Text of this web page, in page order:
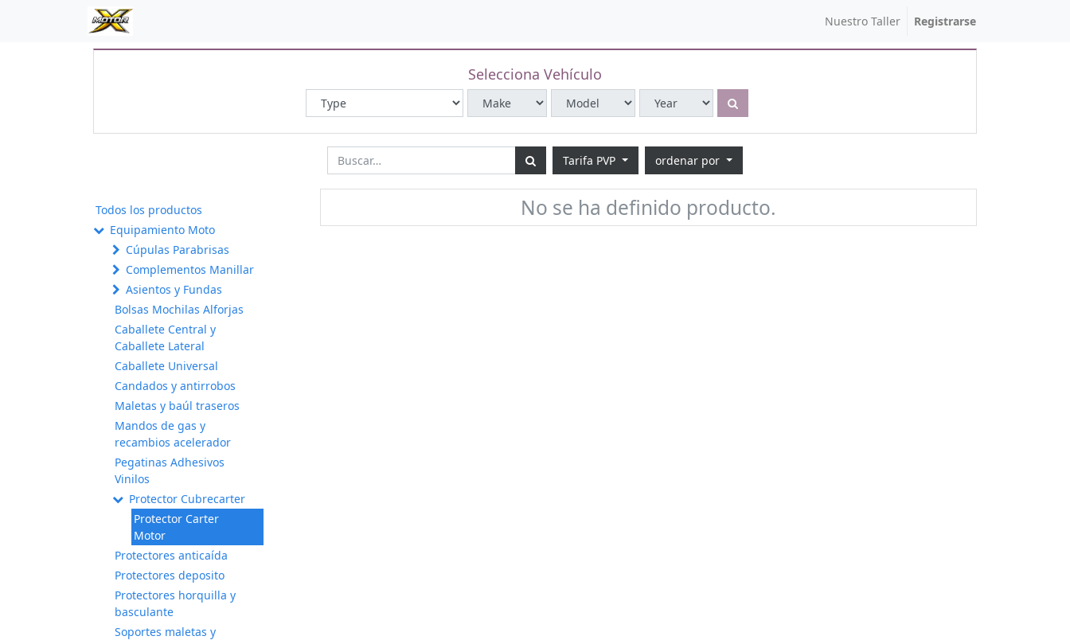
Nuestro Taller Registrarse
Selecciona Vehículo
Tarifa PVP ordenar por
Todos los productos
Equipamiento Moto
Cúpulas Parabrisas
Complementos Manillar
Asientos y Fundas
Bolsas Mochilas Alforjas
Caballete Central y
Caballete Lateral
Caballete Universal
Candados y antirrobos
Maletas y baúl traseros
Mandos de gas y
recambios acelerador
Pegatinas Adhesivos
Vinilos
Protector Cubrecarter
Protector Carter
Motor
Protectores anticaída
Protectores deposito
Protectores horquilla y
basculante
Soportes maletas y
No se ha definido producto.